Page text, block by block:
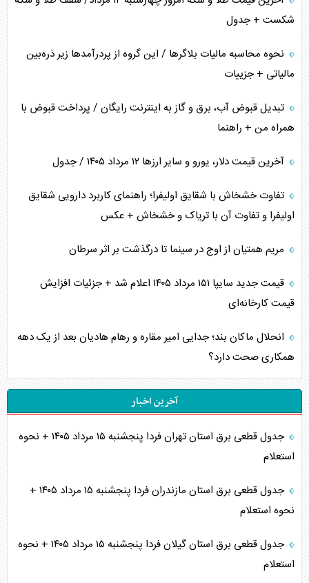
شکست + جدول
نحوه محاسبه مالیات بلاگر‌ها / این گروه از پردرآمد‌ها زیر ذره‌بین
مالیاتی + جزییات
تبدیل قبوض آب، برق و گاز به اینترنت رایگان / پرداخت قبوض با
همراه من + راهنما
آخرین قیمت دلار، یورو و سایر ارز‌ها ۱۲ مرداد ۱۴۰۵ / جدول
تفاوت خشخاش با شقایق اولیفرا؛ راهنمای کاربرد دارویی شقایق
اولیفرا و تفاوت آن با تریاک و خشخاش + عکس
مریم همتیان از اوج در سینما تا درگذشت بر اثر سرطان
قیمت جدید سایپا ۱۵۱ مرداد ۱۴۰۵ اعلام شد + جزئیات افزایش
قیمت کارخانه‌ای
انحلال ماکان بند؛ جدایی امیر مقاره و رهام هادیان بعد از یک دهه
همکاری صحت دارد؟
آخرین اخبار
جدول قطعی برق استان تهران فردا پنجشنبه ۱۵ مرداد ۱۴۰۵ + نحوه
استعلام
جدول قطعی برق استان مازندران فردا پنجشنبه ۱۵ مرداد ۱۴۰۵ +
نحوه استعلام
جدول قطعی برق استان گیلان فردا پنجشنبه ۱۵ مرداد ۱۴۰۵ + نحوه
استعلام